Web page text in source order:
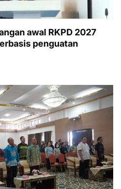
awal RKPD 2027
penguatan